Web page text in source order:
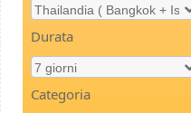
Durata
Categoria